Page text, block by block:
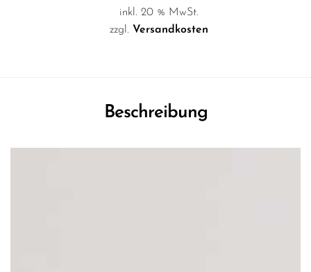
inkl. 20 % MwSt.
zzgl. Versandkosten
Beschreibung